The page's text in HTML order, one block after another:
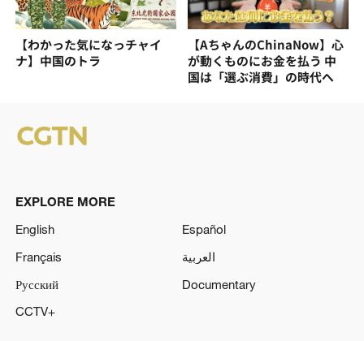
【わかった気になっチャイ
ナ】中国のトラ
【AちゃんのChinaNow】心
が動くものにお金を払う 中
国は「選ぶ消費」の時代へ
EXPLORE MORE
English
Español
Français
العربية
Русский
Documentary
CCTV+